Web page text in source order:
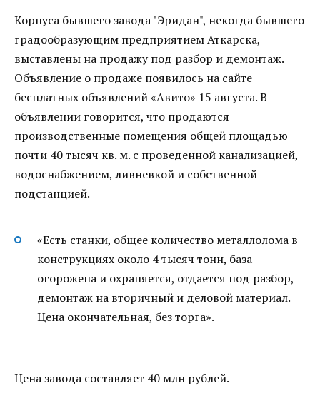
Корпуса бывшего завода "Эридан", некогда бывшего
градообразующим предприятием Аткарска,
выставлены на продажу под разбор и демонтаж.
Объявление о продаже появилось на сайте
бесплатных объявлений «Авито» 15 августа. В
объявлении говорится, что продаются
производственные помещения общей площадью
почти 40 тысяч кв. м. с проведенной канализацией,
водоснабжением, ливневкой и собственной
подстанцией.
«Есть станки, общее количество металлолома в
конструкциях около 4 тысяч тонн, база
огорожена и охраняется, отдается под разбор,
демонтаж на вторичный и деловой материал.
Цена окончательная, без торга».
Цена завода составляет 40 млн рублей.